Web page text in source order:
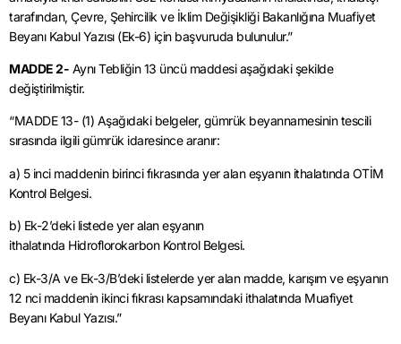
tarafından, Çevre, Şehircilik ve İklim Değişikliği Bakanlığına Muafiyet
Beyanı Kabul Yazısı (Ek-6) için başvuruda bulunulur.”
MADDE 2- Aynı Tebliğin 13 üncü maddesi aşağıdaki şekilde
değiştirilmiştir.
“MADDE 13- (1) Aşağıdaki belgeler, gümrük beyannamesinin tescili
sırasında ilgili gümrük idaresince aranır:
a) 5 inci maddenin birinci fıkrasında yer alan eşyanın ithalatında OTİM
Kontrol Belgesi.
b) Ek-2’deki listede yer alan eşyanın
ithalatında Hidroflorokarbon Kontrol Belgesi.
c) Ek-3/A ve Ek-3/B’deki listelerde yer alan madde, karışım ve eşyanın
12 nci maddenin ikinci fıkrası kapsamındaki ithalatında Muafiyet
Beyanı Kabul Yazısı.”